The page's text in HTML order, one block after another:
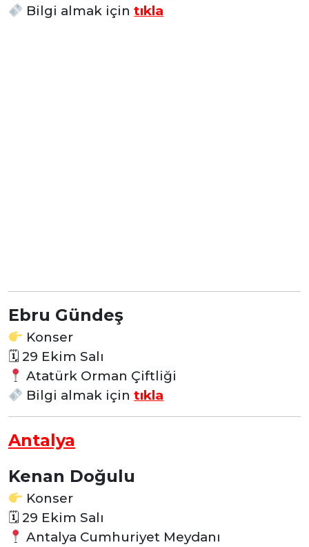
Bilgi almak için tıkla
Ebru Gündeş
Konser
🗓 29 Ekim Salı
Atatürk Orman Çiftliği
Bilgi almak için tıkla
Antalya
Kenan Doğulu
Konser
🗓 29 Ekim Salı
Antalya Cumhuriyet Meydanı